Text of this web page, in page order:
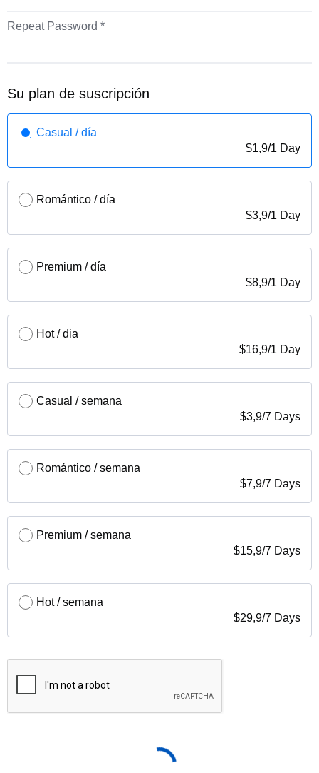
Repeat Password *
Su plan de suscripción
Casual / día
$1,9/1 Day
Romántico / día
$3,9/1 Day
Premium / día
$8,9/1 Day
Hot / dia
$16,9/1 Day
Casual / semana
$3,9/7 Days
Romántico / semana
$7,9/7 Days
Premium / semana
$15,9/7 Days
Hot / semana
$29,9/7 Days